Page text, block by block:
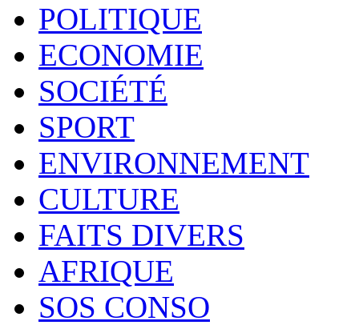
POLITIQUE
ECONOMIE
SOCIÉTÉ
SPORT
ENVIRONNEMENT
CULTURE
FAITS DIVERS
AFRIQUE
SOS CONSO